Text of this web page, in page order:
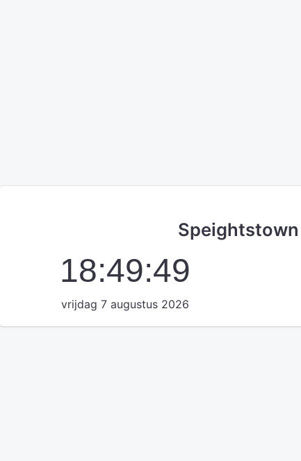
Speightstown
18:49:49
vrijdag 7 augustus 2026